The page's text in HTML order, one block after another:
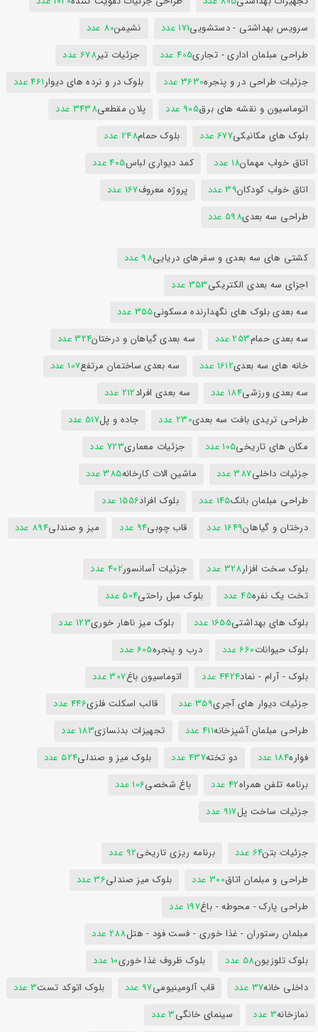
سرویس بهداشتی - دستشویی171 عدد نشیمن80 عدد
طراحی مبلمان اداری - تجاری405 عدد جزئیات تیر678 عدد
جزئیات طراحی در و پنجره3630 عدد بلوک در و نرده های دیوار461 عدد
اتوماسیون و نقشه های برق905 عدد پلان مقطعی3438 عدد
بلوک های مکانیکی677 عدد بلوک حمام248 عدد
اتاق خواب مهمان18 عدد کمد دیواری لباس405 عدد
اتاق خواب کودکان39 عدد پروژه معروف167 عدد
طراحی سه بعدی598 عدد
کشتی های سه بعدی و سفرهای دریایی98 عدد
اجزای سه بعدی الکتریکی353 عدد
سه بعدی بلوک های نگهدارنده مسکونی355 عدد
سه بعدی حمام253 عدد سه بعدی گیاهان و درختان324 عدد
خانه های سه بعدی1612 عدد سه بعدی ساختمان مرتفع107 عدد
سه بعدی ورزشی184 عدد سه بعدی افراد212 عدد
طراحی تریدی بافت سه بعدی230 عدد جاده و پل517 عدد
مکان های تاریخی105 عدد جزئیات معماری723 عدد
جزئیات داخلی387 عدد ماشین الات کارخانه385 عدد
طراحی مبلمان بانک145 عدد بلوک افراد1556 عدد
درختان و گیاهان1649 عدد قاب چوبی94 عدد میز و صندلی894 عدد
بلوک سخت افزار328 عدد جزئیات آسانسور402 عدد
تخت یک نفره45 عدد بلوک مبل راحتی504 عدد
بلوک های بهداشتی1655 عدد بلوک میز ناهار خوری123 عدد
بلوک حیوانات660 عدد درب و پنجره605 عدد
بلوک - آرام - نماد4424 عدد اتوماسیون باغ307 عدد
جزئیات دیوار های آجری359 عدد قالب اسکلت فلزی446 عدد
طراحی مبلمان آشپزخانه411 عدد تجهیزات بدنسازی183 عدد
فواره184 عدد دو تخته437 عدد بلوک میز و صندلی524 عدد
برنامه تلفن همراه42 عدد باغ شخصی106 عدد
جزئیات ساخت پل917 عدد
جزئیات بتن64 عدد برنامه ریزی تاریخی92 عدد
طراحی و مبلمان اتاق300 عدد بلوک میز صندلی36 عدد
طراحی پارک - محوطه - باغ197 عدد
مبلمان رستوران - غذا خوری - فست فود - هتل288 عدد
بلوک تلوزیون58 عدد بلوک ظروف غذا خوری10 عدد
داخلی خانه37 عدد قاب آلومینیومی97 عدد بلوک اتوکد تست3 عدد
نمازخانه3 عدد سینمای خانگی3 عدد